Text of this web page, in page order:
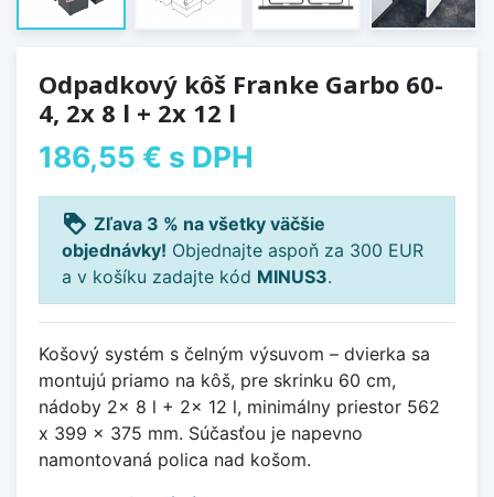
Odpadkový kôš Franke Garbo 60-
4, 2x 8 l + 2x 12 l
186,55 € s DPH
loyalty Zľava 3 % na všetky väčšie
objednávky! Objednajte aspoň za 300 EUR
a v košíku zadajte kód MINUS3.
Košový systém s čelným výsuvom – dvierka sa
montujú priamo na kôš, pre skrinku 60 cm,
nádoby 2x 8 l + 2x 12 l, minimálny priestor 562
x 399 x 375 mm. Súčasťou je napevno
namontovaná polica nad košom.